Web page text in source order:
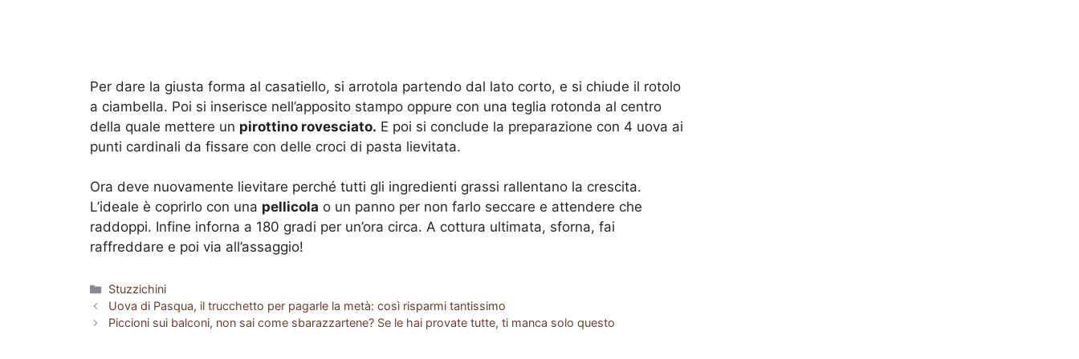
Per dare la giusta forma al casatiello, si arrotola partendo dal lato corto, e si chiude il rotolo
a ciambella. Poi si inserisce nell’apposito stampo oppure con una teglia rotonda al centro
della quale mettere un pirottino rovesciato. E poi si conclude la preparazione con 4 uova ai
punti cardinali da fissare con delle croci di pasta lievitata.
Ora deve nuovamente lievitare perché tutti gli ingredienti grassi rallentano la crescita.
L’ideale è coprirlo con una pellicola o un panno per non farlo seccare e attendere che
raddoppi. Infine inforna a 180 gradi per un’ora circa. A cottura ultimata, sforna, fai
raffreddare e poi via all’assaggio!
Categorie
Stuzzichini
Uova di Pasqua, il trucchetto per pagarle la metà: così risparmi tantissimo
Piccioni sui balconi, non sai come sbarazzartene? Se le hai provate tutte, ti manca solo questo